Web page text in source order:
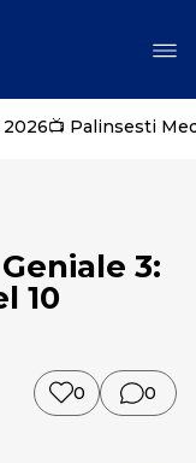
2026📺 Palinsesti
3:
10
0 0